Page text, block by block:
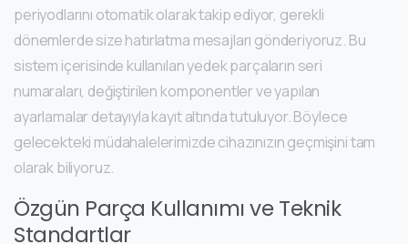
periyodlarını otomatik olarak takip ediyor, gerekli
dönemlerde size hatırlatma mesajları gönderiyoruz. Bu
sistem içerisinde kullanılan yedek parçaların seri
numaraları, değiştirilen komponentler ve yapılan
ayarlamalar detayıyla kayıt altında tutuluyor. Böylece
gelecekteki müdahalelerimizde cihazınızın geçmişini tam
olarak biliyoruz.
Özgün Parça Kullanımı ve Teknik
Standartlar